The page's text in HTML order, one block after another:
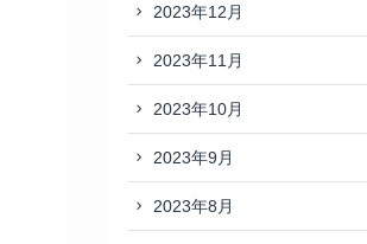
2023年12月
2023年11月
2023年10月
2023年9月
2023年8月